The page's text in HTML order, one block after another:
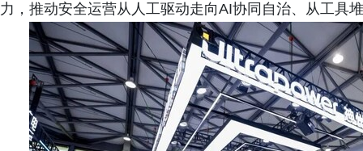
力，推动安全运营从人工驱动走向AI协同自治、从工具